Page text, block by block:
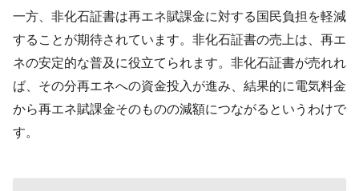
一方、非化石証書は再エネ賦課金に対する国民負担を軽減
することが期待されています。非化石証書の売上は、再エ
ネの安定的な普及に役立てられます。非化石証書が売れれ
ば、その分再エネへの資金投入が進み、結果的に電気料金
から再エネ賦課金そのものの減額につながるというわけで
す。